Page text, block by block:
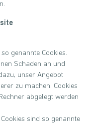
genannte Cookies.
Schaden an und
unser Angebot
zu machen. Cookies
abgelegt werden
sind so genannte